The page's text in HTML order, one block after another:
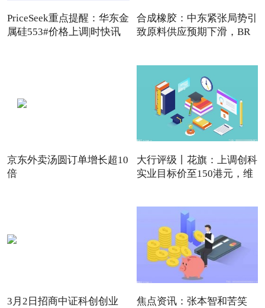
PriceSeek重点提醒：华东金
属硅553#价格上调|时快讯
合成橡胶：中东紧张局势引
致原料供应预期下滑，BR
京东外卖汤圆订单增长超10
倍
大行评级丨花旗：上调创科
实业目标价至150港元，维
3月2日招商中证科创创业
焦点资讯：张本智和苦笑